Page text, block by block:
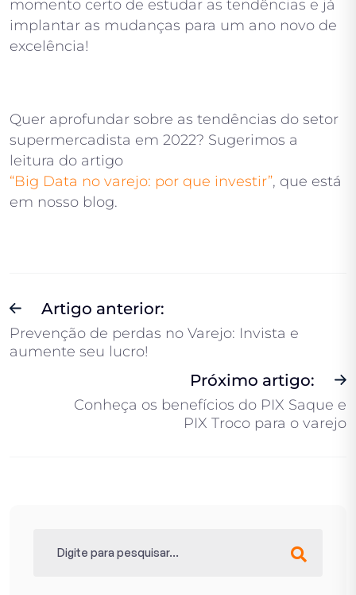
momento certo de estudar as tendências e já
implantar as mudanças para um ano novo de
excelência!
Quer aprofundar sobre as tendências do setor
supermercadista em 2022? Sugerimos a
leitura do artigo
“Big Data no varejo: por que investir”, que está
em nosso blog.
Artigo anterior:
Prevenção de perdas no Varejo: Invista e
aumente seu lucro!
Próximo artigo:
Conheça os benefícios do PIX Saque e
PIX Troco para o varejo